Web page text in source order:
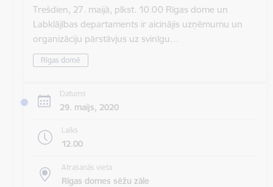
Trešdien, 27. maijā, plkst. 10.00 Rīgas dome un
Labklājības departaments ir aicinājis uzņēmumu un
organizāciju pārstāvjus uz svinīgu…
Rīgas domē
Datums
29. maijs, 2020
Laiks
12.00
Atrašanās vieta
Rīgas domes sēžu zāle